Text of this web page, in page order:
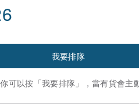
我要排隊
可以按「我要排隊」，當有貨會主